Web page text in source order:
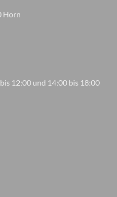
Horn
12:00 und 14:00 bis 18:00